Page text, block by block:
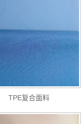
TPE复合面料